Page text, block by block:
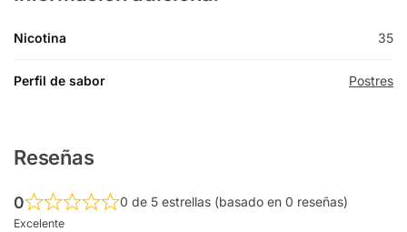
Nicotina 35
Perfil de sabor Postres
Reseñas
0 0 de 5 estrellas (basado en 0 reseñas)
Excelente